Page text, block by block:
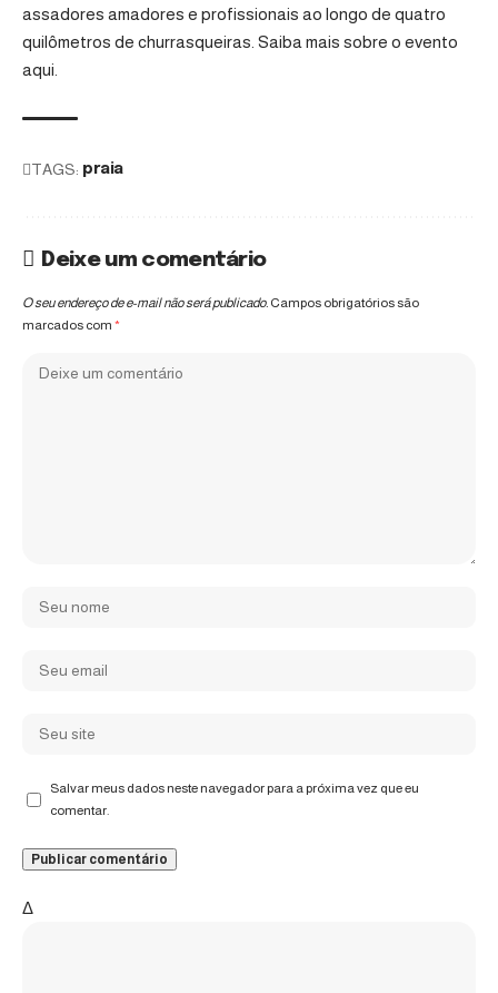
assadores amadores e profissionais ao longo de quatro
quilômetros de churrasqueiras. Saiba mais sobre o evento
aqui.
TAGS: praia
Deixe um comentário
O seu endereço de e-mail não será publicado. Campos obrigatórios são
marcados com *
Salvar meus dados neste navegador para a próxima vez que eu
comentar.
Δ